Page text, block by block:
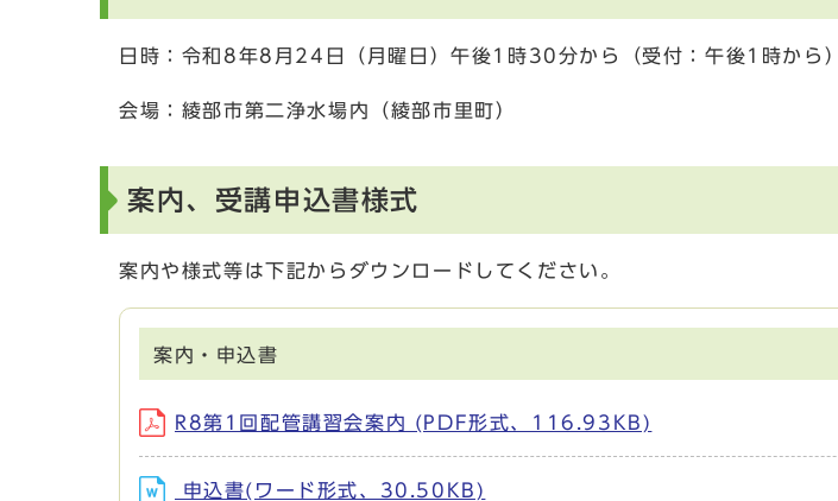
日時：令和8年8月24日（月曜日）午後1時30分から（受付：午後1時から）
会場：綾部市第二浄水場内（綾部市里町）
案内、受講申込書様式
案内や様式等は下記からダウンロードしてください。
案内・申込書
R8第1回配管講習会案内 (PDF形式、116.93KB)
申込書(ワード形式、30.50KB)